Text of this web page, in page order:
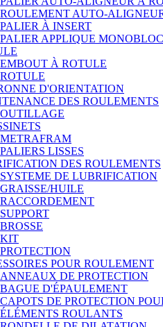
ROULEMENT AUTO-
PALIER À INSERT
PALIER APPLIQUE MONOBLOC
EMBOUT À ROTULE
ROTULE
D'ORIENTATION
DES ROULEMENTS
OUTILLAGE
METRAFRAM
PALIERS LISSES
DES ROULEMENTS
SYSTEME DE LUBRIFICATION
GRAISSE/HUILE
RACCORDEMENT
SUPPORT
BROSSE
KIT
PROTECTION
POUR ROULEMENT
ANNEAUX DE PROTECTION
BAGUE D'ÉPAULEMENT
CAPOTS DE PROTECTION
ÉLÉMENTS ROULANTS